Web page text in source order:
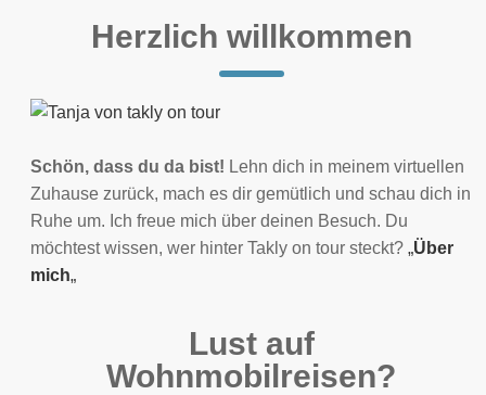
Herzlich willkommen
Schön, dass du da bist! Lehn dich in meinem virtuellen
Zuhause zurück, mach es dir gemütlich und schau dich in
Ruhe um. Ich freue mich über deinen Besuch. Du
möchtest wissen, wer hinter Takly on tour steckt? „Über
mich„
Lust auf
Wohnmobilreisen?